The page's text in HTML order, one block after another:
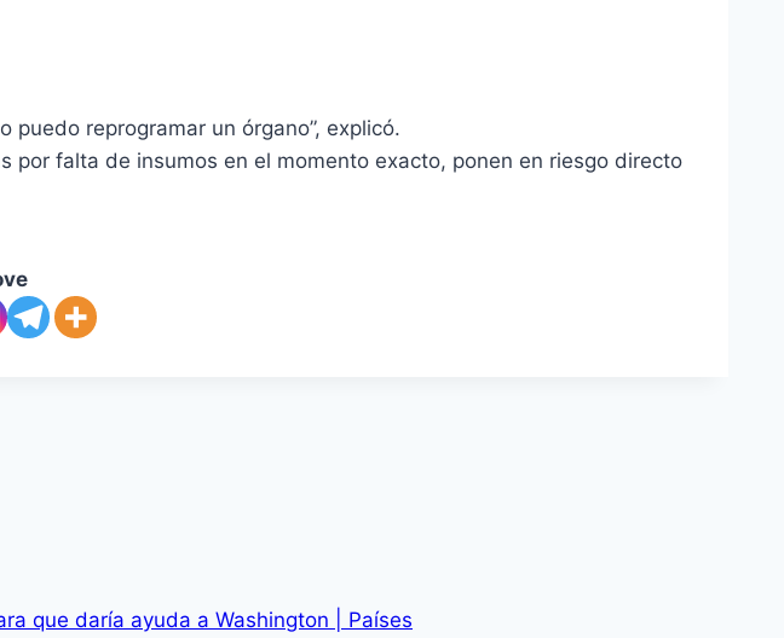
reprogramar un órgano”, explicó.
por falta de insumos en el momento exacto, ponen en riesgo directo
que daría ayuda a Washington | Países